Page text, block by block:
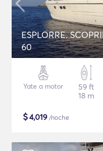
ESPLORRE.
60
Yate a motor
59 ft
18 m
$4,019 /noche